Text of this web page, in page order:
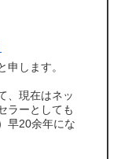
申します。
、現在はネッ
ラーとしても
早20余年にな